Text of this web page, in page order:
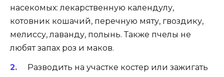
насекомых: лекарственную календулу,
котовник кошачий, перечную мяту, гвоздику,
мелиссу, лаванду, полынь. Также пчелы не
любят запах роз и маков.
Разводить на участке костер или зажигать